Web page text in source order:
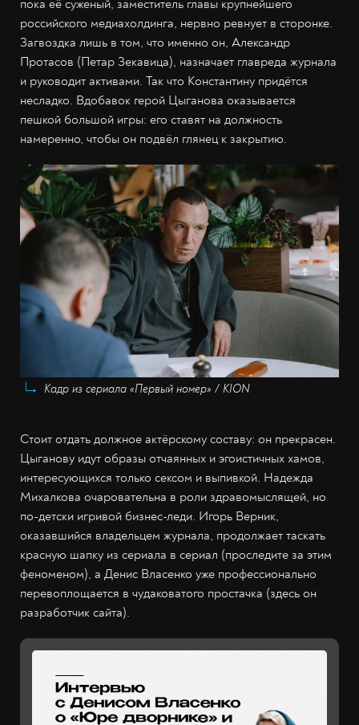
пока её суженый, заместитель главы крупнейшего
российского медиахолдинга, нервно ревнует в сторонке.
Загвоздка лишь в том, что именно он, Александр
Протасов (Петар Зекавица), назначает главреда журнала
и руководит активами. Так что Константину придётся
несладко. Вдобавок герой Цыганова оказывается
пешкой большой игры: его ставят на должность
намеренно, чтобы он подвёл глянец к закрытию.
Кадр из сериала «Первый номер» / KION
Стоит отдать должное актёрскому составу: он прекрасен.
Цыганову идут образы отчаянных и эгоистичных хамов,
интересующихся только сексом и выпивкой. Надежда
Михалкова очаровательна в роли здравомыслящей, но
по-детски игривой бизнес-леди. Игорь Верник,
оказавшийся владельцем журнала, продолжает таскать
красную шапку из сериала в сериал (проследите за этим
феноменом), а Денис Власенко уже профессионально
перевоплощается в чудаковатого простачка (здесь он
разработчик сайта).